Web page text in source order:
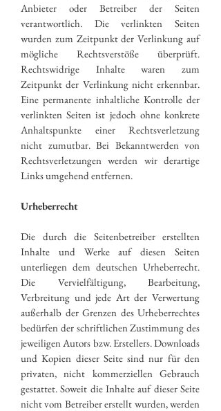
Anbieter oder Betreiber der Seiten
verantwortlich. Die verlinkten Seiten
wurden zum Zeitpunkt der Verlinkung auf
mögliche Rechtsverstöße überprüft.
Rechtswidrige Inhalte waren zum
Zeitpunkt der Verlinkung nicht erkennbar.
Eine permanente inhaltliche Kontrolle der
verlinkten Seiten ist jedoch ohne konkrete
Anhaltspunkte einer Rechtsverletzung
nicht zumutbar. Bei Bekanntwerden von
Rechtsverletzungen werden wir derartige
Links umgehend entfernen.
Urheberrecht
Die durch die Seitenbetreiber erstellten
Inhalte und Werke auf diesen Seiten
unterliegen dem deutschen Urheberrecht.
Die Vervielfältigung, Bearbeitung,
Verbreitung und jede Art der Verwertung
außerhalb der Grenzen des Urheberrechtes
bedürfen der schriftlichen Zustimmung des
jeweiligen Autors bzw. Erstellers. Downloads
und Kopien dieser Seite sind nur für den
privaten, nicht kommerziellen Gebrauch
gestattet. Soweit die Inhalte auf dieser Seite
nicht vom Betreiber erstellt wurden, werden